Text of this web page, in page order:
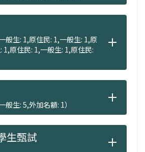
般生: 1,原住民: 1,一般生: 1,原
1,原住民: 1,一般生: 1,原住民:
般生: 5,外加名額: 1）
生甄試